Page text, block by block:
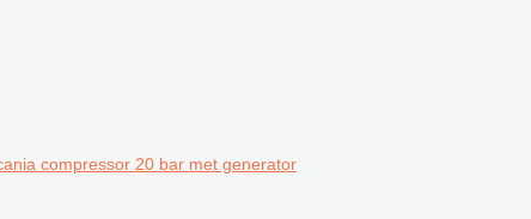
compressor 20 bar met generator